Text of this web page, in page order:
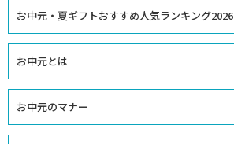
お中元・夏ギフトおすすめ人気ランキング2026
お中元とは
お中元のマナー